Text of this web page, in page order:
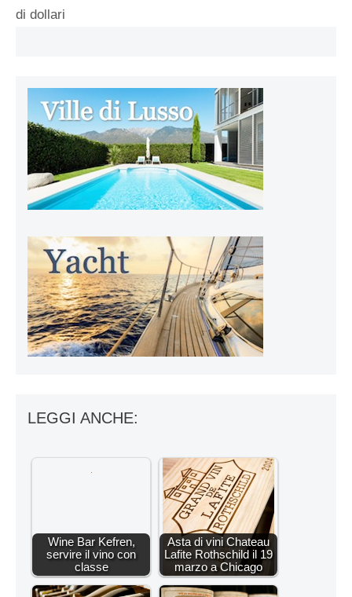
di dollari
LEGGI ANCHE:
Wine Bar Kefren,
servire il vino con
classe
Asta di vini Chateau
Lafite Rothschild il 19
marzo a Chicago